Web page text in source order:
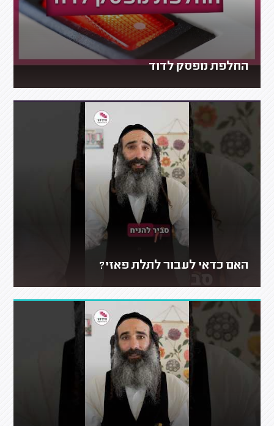
החלפת מפסק לדוד
האם כדאי לעבור לתלת פאזי?